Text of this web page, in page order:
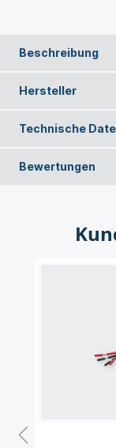
Beschreibung
Hersteller
Technische
Bewertungen